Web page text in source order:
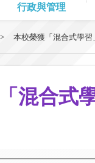
行政與管理
> 本校榮獲「混合式學
混合式